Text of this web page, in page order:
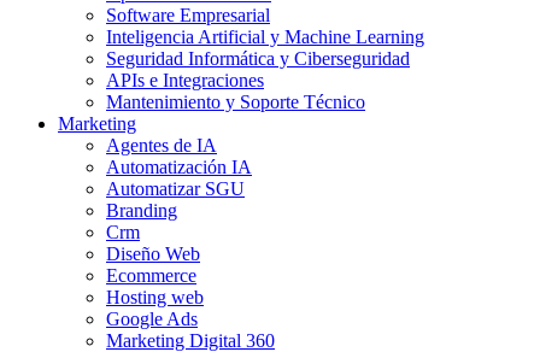
Software Empresarial
Inteligencia Artificial y Machine Learning
Seguridad Informática y Ciberseguridad
APIs e Integraciones
Mantenimiento y Soporte Técnico
Marketing
Agentes de IA
Automatización IA
Automatizar SGU
Branding
Crm
Diseño Web
Ecommerce
Hosting web
Google Ads
Marketing Digital 360